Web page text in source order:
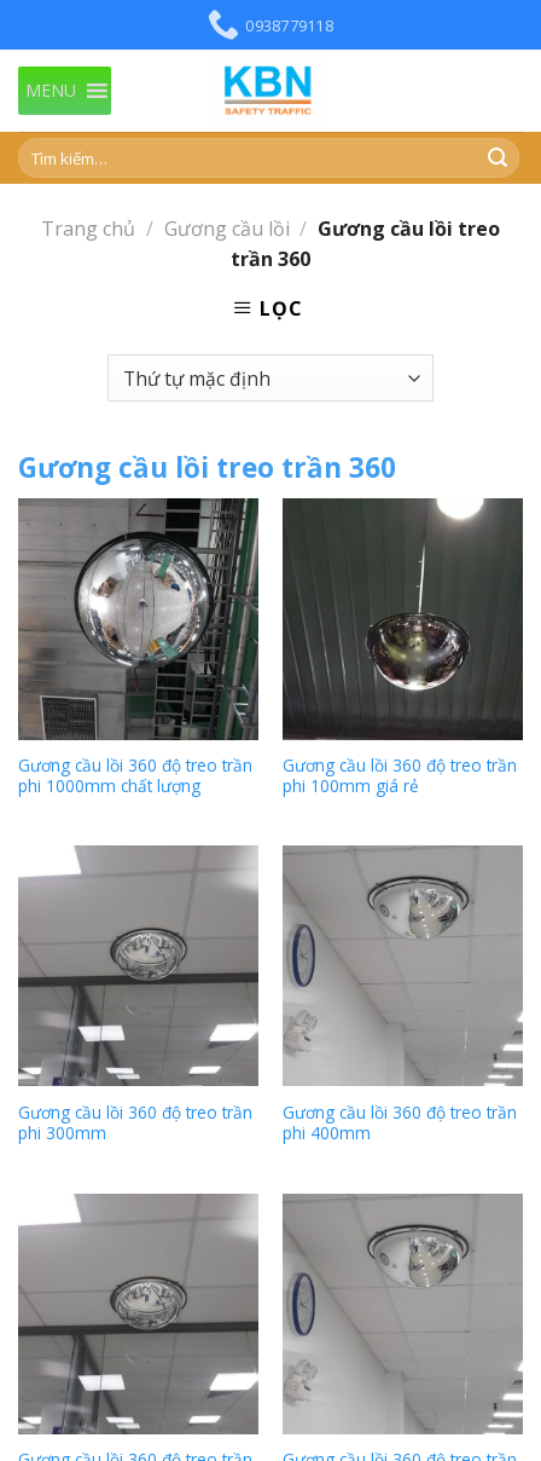
to
content
0938779118
MENU
Trang chủ / Gương cầu lồi / Gương cầu lồi treo
trần 360
LỌC
Gương cầu lồi treo trần 360
Gương cầu lồi 360 độ treo trần
phi 1000mm chất lượng
Gương cầu lồi 360 độ treo trần
phi 100mm giá rẻ
Gương cầu lồi 360 độ treo trần
phi 300mm
Gương cầu lồi 360 độ treo trần
phi 400mm